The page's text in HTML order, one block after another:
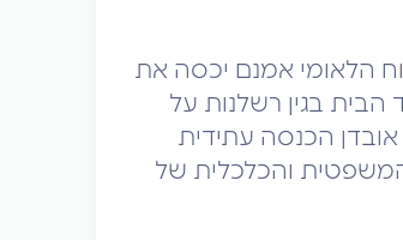
הלאומי אמנם יכסה את
בגין רשלנות על
הכנסה עתידית
והכלכלית של